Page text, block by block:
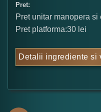
Pret:
Pret unitar manopera
Pret platforma:30 lei
Detalii ingrediente si